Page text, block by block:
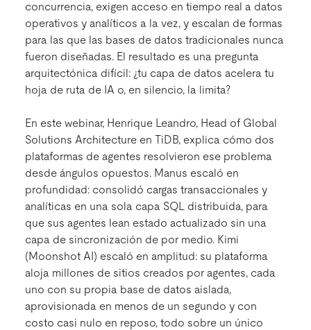
concurrencia, exigen acceso en tiempo real a datos
operativos y analíticos a la vez, y escalan de formas
para las que las bases de datos tradicionales nunca
fueron diseñadas. El resultado es una pregunta
arquitectónica difícil: ¿tu capa de datos acelera tu
hoja de ruta de IA o, en silencio, la limita?
En este webinar, Henrique Leandro, Head of Global
Solutions Architecture en TiDB, explica cómo dos
plataformas de agentes resolvieron ese problema
desde ángulos opuestos. Manus escaló en
profundidad: consolidó cargas transaccionales y
analíticas en una sola capa SQL distribuida, para
que sus agentes lean estado actualizado sin una
capa de sincronización de por medio. Kimi
(Moonshot AI) escaló en amplitud: su plataforma
aloja millones de sitios creados por agentes, cada
uno con su propia base de datos aislada,
aprovisionada en menos de un segundo y con
costo casi nulo en reposo, todo sobre un único